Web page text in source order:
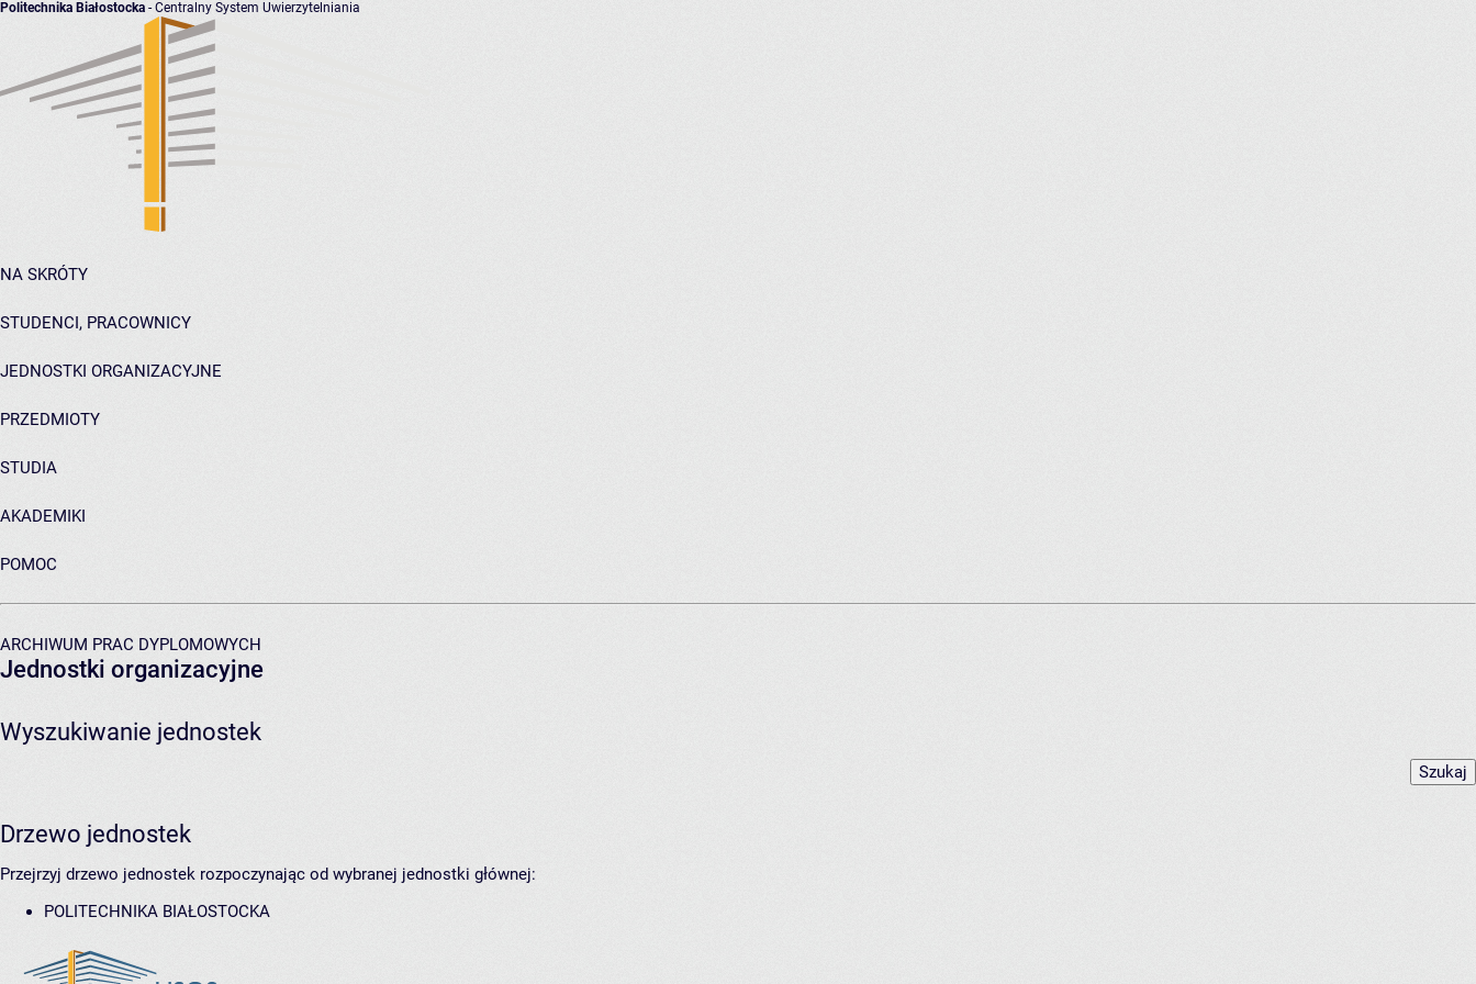
Politechnika Białostocka - Centralny System Uwierzytelniania
NA SKRÓTY
STUDENCI, PRACOWNICY
JEDNOSTKI ORGANIZACYJNE
PRZEDMIOTY
STUDIA
AKADEMIKI
POMOC
ARCHIWUM PRAC DYPLOMOWYCH
Jednostki organizacyjne
Wyszukiwanie jednostek
Drzewo jednostek
Przejrzyj drzewo jednostek rozpoczynając od wybranej jednostki głównej:
POLITECHNIKA BIAŁOSTOCKA